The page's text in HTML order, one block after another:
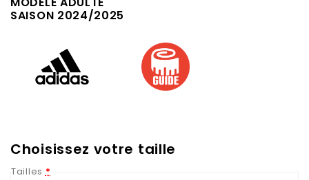
SAISON 2024/2025
Choisissez votre taille
Tailles *